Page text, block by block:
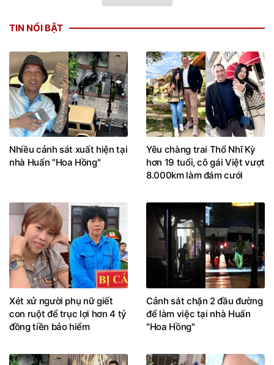
TIN NỔI BẬT
Nhiều cảnh sát xuất hiện tại
nhà Huấn "Hoa Hồng"
Yêu chàng trai Thổ Nhĩ Kỳ
hơn 19 tuổi, cô gái Việt vượt
8.000km làm đám cưới
Xét xử người phụ nữ giết
con ruột để trục lợi hơn 4 tỷ
đồng tiền bảo hiểm
Cảnh sát chặn 2 đầu đường
để làm việc tại nhà Huấn
"Hoa Hồng"